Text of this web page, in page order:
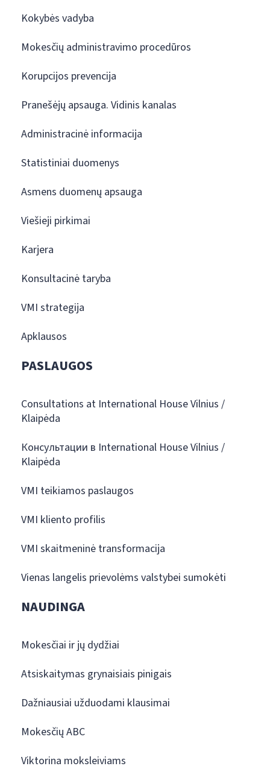
Kokybės vadyba
Mokesčių administravimo procedūros
Korupcijos prevencija
Pranešėjų apsauga. Vidinis kanalas
Administracinė informacija
Statistiniai duomenys
Asmens duomenų apsauga
Viešieji pirkimai
Karjera
Konsultacinė taryba
VMI strategija
Apklausos
PASLAUGOS
Consultations at International House Vilnius /
Klaipėda
Консультации в International House Vilnius /
Klaipėda
VMI teikiamos paslaugos
VMI kliento profilis
VMI skaitmeninė transformacija
Vienas langelis prievolėms valstybei sumokėti
NAUDINGA
Mokesčiai ir jų dydžiai
Atsiskaitymas grynaisiais pinigais
Dažniausiai užduodami klausimai
Mokesčių ABC
Viktorina moksleiviams